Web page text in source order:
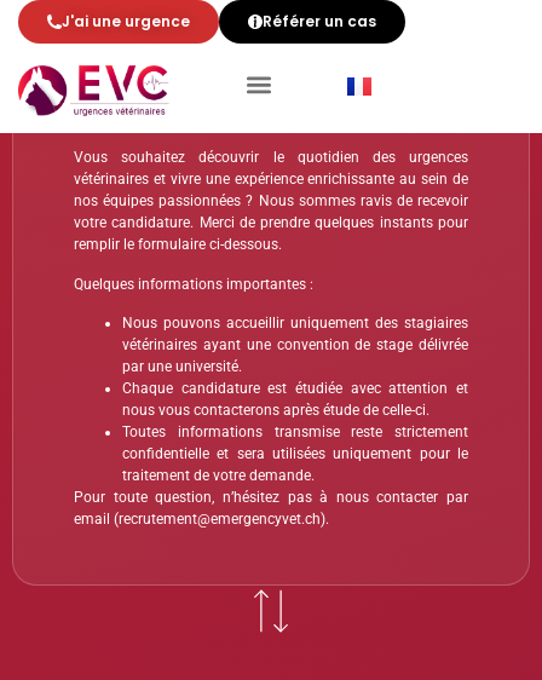
J'ai une urgence Référer un cas
Bienvenue à la plateforme de candidatures pour des stages
chez EVC !
Vous souhaitez découvrir le quotidien des urgences
vétérinaires et vivre une expérience enrichissante au sein de
nos équipes passionnées ? Nous sommes ravis de recevoir
votre candidature. Merci de prendre quelques instants pour
remplir le formulaire ci-dessous.
Quelques informations importantes :
Nous pouvons accueillir uniquement des stagiaires
vétérinaires ayant une convention de stage délivrée
par une université.
Chaque candidature est étudiée avec attention et
nous vous contacterons après étude de celle-ci.
Toutes informations transmise reste strictement
confidentielle et sera utilisées uniquement pour le
traitement de votre demande.
Pour toute question, n’hésitez pas à nous contacter par
email (recrutement@emergencyvet.ch).